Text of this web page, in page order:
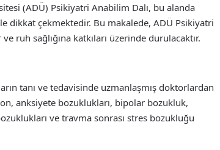
(ADÜ) Psikiyatri Anabilim Dalı, bu alanda
dikkat çekmektedir. Bu makalede, ADÜ Psikiyatri
ruh sağlığına katkıları üzerinde durulacaktır.
tanı ve tedavisinde uzmanlaşmış doktorlardan
anksiyete bozuklukları, bipolar bozukluk,
ve travma sonrası stres bozukluğu